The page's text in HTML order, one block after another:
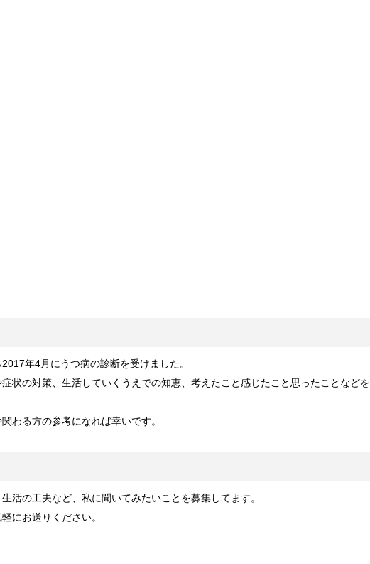
年4月にうつ病の診断を受けました。
状の対策、生活していくうえでの知恵、考えたこと感じたこと思ったことなどを
わる方の参考になれば幸いです。
活の工夫など、私に聞いてみたいことを募集してます。
にお送りください。